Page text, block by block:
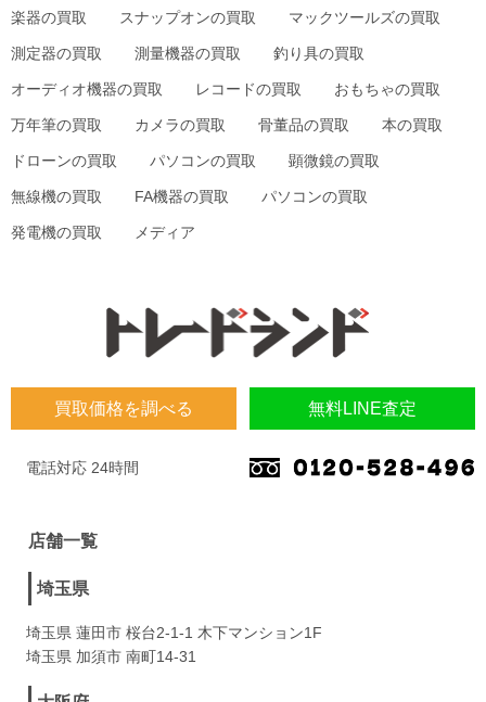
買取価格を調べる 無料LINE査定
電話対応 24時間
店舗一覧
埼玉県
埼玉県 蓮田市 桜台2-1-1 木下マンション1F
埼玉県 加須市 南町14-31
楽器の買取 スナップオンの買取 マックツールズの買取
測定器の買取 測量機器の買取 釣り具の買取
オーディオ機器の買取 レコードの買取 おもちゃの買取
万年筆の買取 カメラの買取 骨董品の買取 本の買取
ドローンの買取 パソコンの買取 顕微鏡の買取
無線機の買取 FA機器の買取 パソコンの買取
発電機の買取 メディア